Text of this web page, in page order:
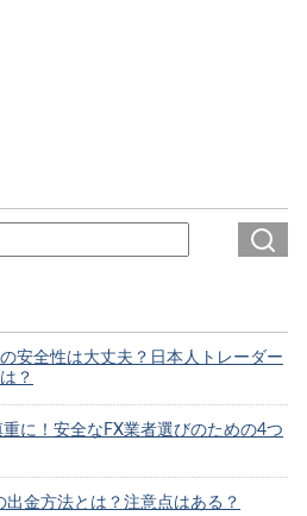
安全性は大丈夫？日本人トレーダー
？
に！安全なFX業者選びのための4つ
出金方法とは？注意点はある？